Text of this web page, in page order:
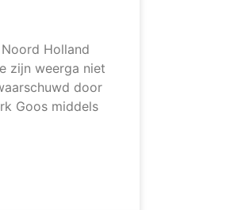
Holland
zijn weerga niet
door
Goos middels